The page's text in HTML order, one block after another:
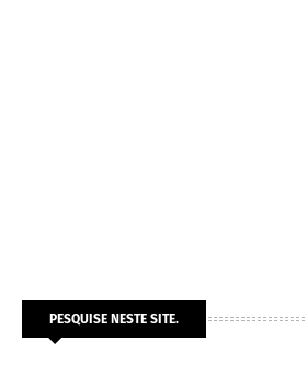
PESQUISE NESTE SITE.